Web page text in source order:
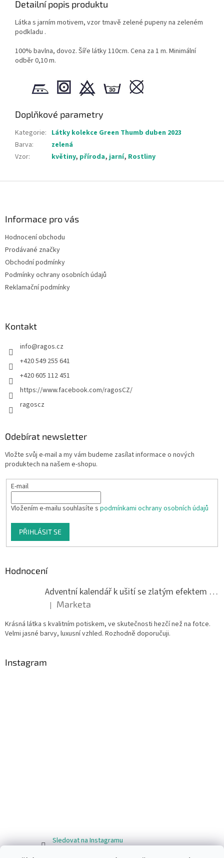
Detailní popis produktu
Látka s jarním motivem, vzor tmavě zelené pupeny na zeleném
podkladu .
100% bavlna, dovoz. Šíře látky 110cm. Cena za 1 m. Minimální
odběr 0,10 m.
Doplňkové parametry
Kategorie: Látky kolekce Green Thumb duben 2023
Barva:
zelená
Vzor: květiny, příroda,jarní, Rostliny
Informace pro vás
Hodnocení obchodu
Prodávané značky
Obchodní podmínky
Podmínky ochrany osobních údajů
Reklamační podmínky
Kontakt
info@ragos.cz
+420 549 255 641
+420 605 112 451
https://www.facebook.com/ragosCZ/
ragoscz
Odebírat newsletter
Vložte svůj e-mail a my vám budeme zasílat informace o nových
produktech na našem e-shopu.
E-mail
Vložením e-mailu souhlasíte s podmínkami ochrany osobních údajů
PŘIHLÁSIT SE
Hodnocení
Adventní kalendář k ušití se zlatým efektem 042Q
Hodnocení produktu je 5 z 5 hvězdiček.
| Marketa
Krásná látka s kvalitním potiskem, ve skutečnosti hezčí než na fotce.
Velmi jasné barvy, luxusní vzhled. Rozhodně doporučuji.
Instagram
Sledovat na Instagramu